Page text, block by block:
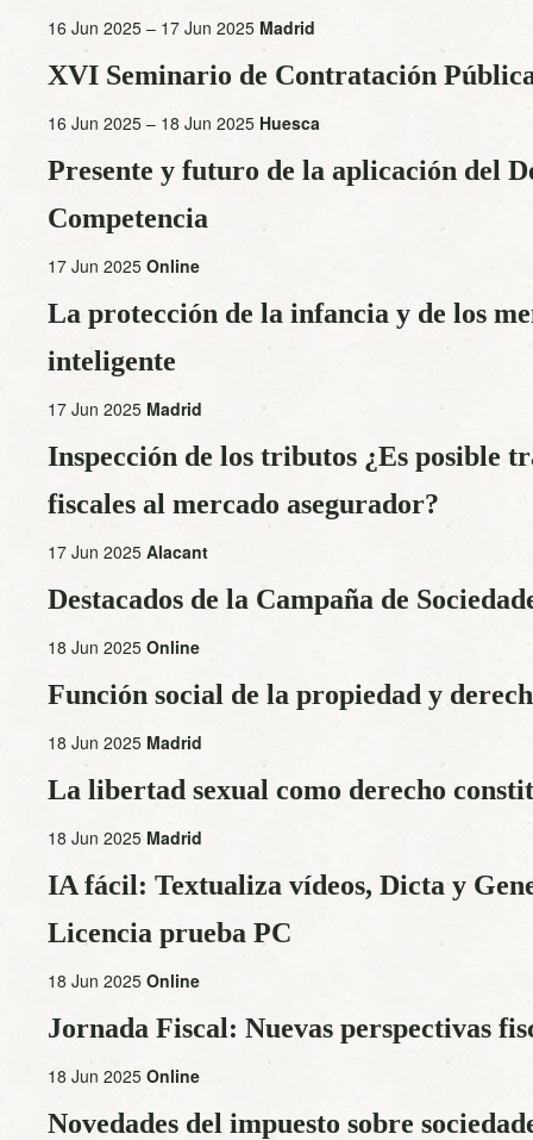
16 Jun 2025 – 17 Jun 2025 Madrid
XVI Seminario de Contratación
16 Jun 2025 – 18 Jun 2025 Huesca
Presente y futuro de la aplicación del
Competencia
17 Jun 2025 Online
La protección de la infancia y de los
inteligente
17 Jun 2025 Madrid
Inspección de los tributos ¿Es posible
fiscales al mercado asegurador?
17 Jun 2025 Alacant
Destacados de la Campaña de
18 Jun 2025 Online
Función social de la propiedad y
18 Jun 2025 Madrid
La libertad sexual como derecho
18 Jun 2025 Madrid
IA fácil: Textualiza vídeos, Dicta y
Licencia prueba PC
18 Jun 2025 Online
Jornada Fiscal: Nuevas perspectivas
18 Jun 2025 Online
Novedades del impuesto sobre